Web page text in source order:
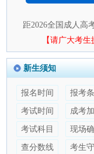
距2026全国成人高
【请广大考生
新生须知
报名时间 报考
考试时间 成考
考试科目 现场
查分数线 考生